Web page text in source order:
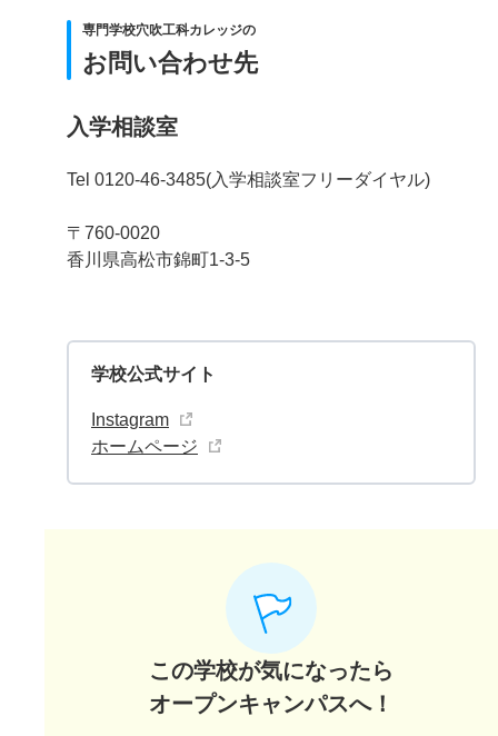
専門学校穴吹工科カレッジの
お問い合わせ先
入学相談室
Tel 0120-46-3485(入学相談室フリーダイヤル)
〒760-0020
香川県高松市錦町1-3-5
学校公式サイト
Instagram
ホームページ
この学校が気になったら
オープンキャンパスへ！